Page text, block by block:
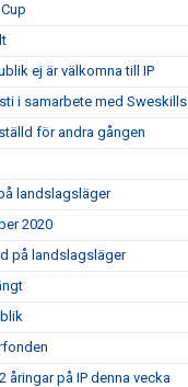
ej är välkomna till IP
i samarbete med Sweskills
för andra gången
landslagsläger
2020
på landslagsläger
på IP denna vecka